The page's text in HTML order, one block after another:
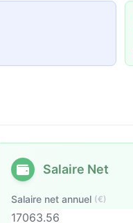
Salaire Net
Salaire net annuel (€)